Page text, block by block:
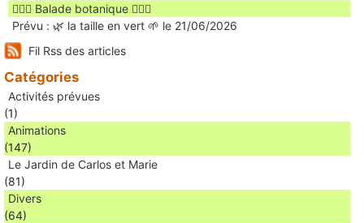
🚶🏻‍♀️ Balade botanique 🚶🏻‍♂️
Prévu : 🌿 la taille en vert 🌱 le 21/06/2026
Fil Rss des articles
Catégories
Activités prévues
(1)
Animations
(147)
Le Jardin de Carlos et Marie
(81)
Divers
(64)